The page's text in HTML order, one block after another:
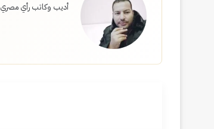
أديب وكاتب رأي مصري